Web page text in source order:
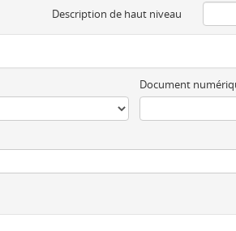
Description de haut niveau
Document